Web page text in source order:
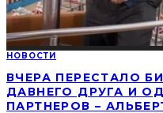
НОВОСТИ
ВЧЕРА ПЕРЕСТАЛО
ДАВНЕГО ДРУГА И
ПАРТНЕРОВ –